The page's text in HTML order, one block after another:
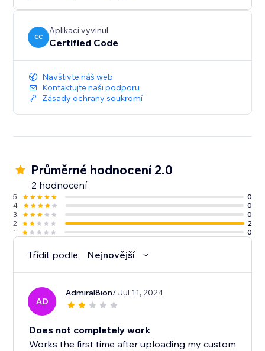
CC
Aplikaci vyvinul
Certified Code
Navštivte náš web
Kontaktujte naši podporu
Zásady ochrany soukromí
Průměrné hodnocení 2.0
2 hodnocení
5
0
4
0
3
0
2
2
1
0
Třídit podle: Nejnovější
AD
Admiral8ion/ Jul 11, 2024
Does not completely work
Works the first time after uploading my custom